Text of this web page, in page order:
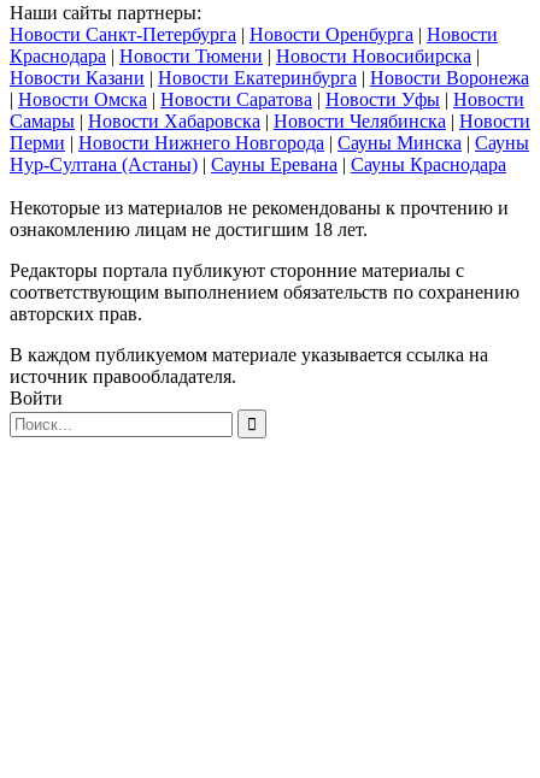
Наши сайты партнеры:
Новости Санкт-Петербурга | Новости Оренбурга | Новости
Краснодара | Новости Тюмени | Новости Новосибирска |
Новости Казани | Новости Екатеринбурга | Новости Воронежа
| Новости Омска | Новости Саратова | Новости Уфы | Новости
Самары | Новости Хабаровска | Новости Челябинска | Новости
Перми | Новости Нижнего Новгорода | Сауны Минска | Сауны
Нур-Султана (Астаны) | Сауны Еревана | Сауны Краснодара
Некоторые из материалов не рекомендованы к прочтению и
ознакомлению лицам не достигшим 18 лет.
Редакторы портала публикуют сторонние материалы с
соответствующим выполнением обязательств по сохранению
авторских прав.
В каждом публикуемом материале указывается ссылка на
источник правообладателя.
Войти